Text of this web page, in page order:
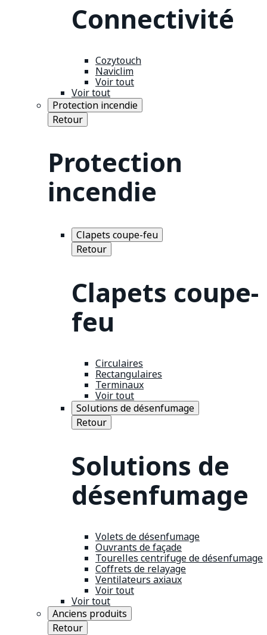
Connectivité
Cozytouch
Naviclim
Voir tout
Voir tout
Protection incendie
Retour
Protection
incendie
Clapets coupe-feu
Retour
Clapets coupe-
feu
Circulaires
Rectangulaires
Terminaux
Voir tout
Solutions de désenfumage
Retour
Solutions de
désenfumage
Volets de désenfumage
Ouvrants de façade
Tourelles centrifuge de désenfumage
Coffrets de relayage
Ventilateurs axiaux
Voir tout
Voir tout
Anciens produits
Retour